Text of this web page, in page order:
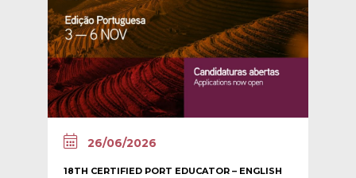
26/06/2026
18TH CERTIFIED PORT EDUCATOR – ENGLISH